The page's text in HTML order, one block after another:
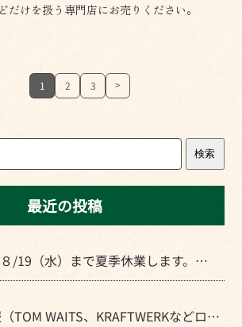
だけを扱う専門店にお売りください。
1 2 3 >
検索
最近の投稿
/19（水）まで夏季休業します。よ
いたします。
TOM WAITS、KRAFTWERKなどロッ